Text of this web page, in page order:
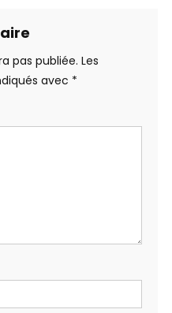
pas publiée. Les
avec *